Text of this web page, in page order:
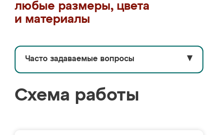
любые размеры, цвета
и материалы
Часто задаваемые вопросы ▼
Схема работы